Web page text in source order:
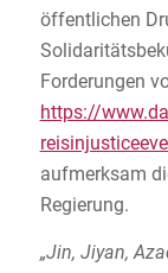
öffentlichen
Forderungen
https://
aufmerksam
Regierung.
„Jin, Jiyan,